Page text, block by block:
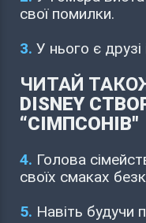
свої помилки.
3. У нього є
ЧИТАЙ
DISNEY
“СІМПСОНІВ"
4. Голова
своїх смаках
5. Навіть будучи